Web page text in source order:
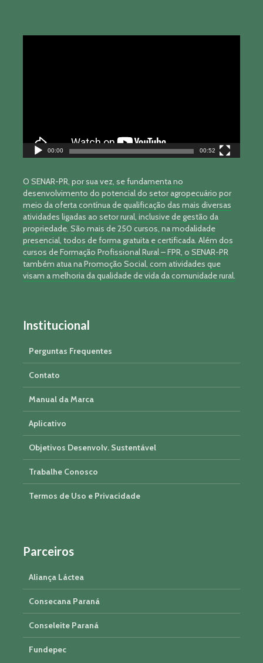
00:00 00:52
O SENAR-PR, por sua vez, se fundamenta no
desenvolvimento do potencial do setor agropecuário por
meio da oferta contínua de qualificação das mais diversas
atividades ligadas ao setor rural, inclusive de gestão da
propriedade. São mais de 250 cursos, na modalidade
presencial, todos de forma gratuita e certificada. Além dos
cursos de Formação Profissional Rural – FPR, o SENAR-PR
também atua na Promoção Social, com atividades que
visam a melhoria da qualidade de vida da comunidade rural.
Institucional
Perguntas Frequentes
Contato
Manual da Marca
Aplicativo
Objetivos Desenvolv. Sustentável
Trabalhe Conosco
Termos de Uso e Privacidade
Parceiros
Aliança Láctea
Consecana Paraná
Conseleite Paraná
Fundepec